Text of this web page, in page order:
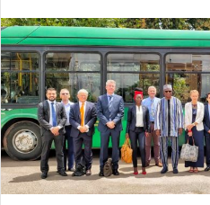
o
y
e
r
u
n
c
o
u